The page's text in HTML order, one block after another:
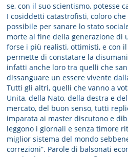
se, con il suo scientismo, potesse
I cosiddetti catastrofisti, coloro
possibile per sanare lo stato
morte al fine della generazione di
forse i più realisti, ottimisti, e con
permette di constatare la
infatti anche loro tra quelli che
dissanguare un essere vivente
Tutti gli altri, quelli che vanno a
Unita, della Nato, della destra e
mercato, del buon senso, tutti
imparata ai master discutono e
leggono i giornali e senza timore
miglior sistema del mondo
correzioni”. Parole di balsonati